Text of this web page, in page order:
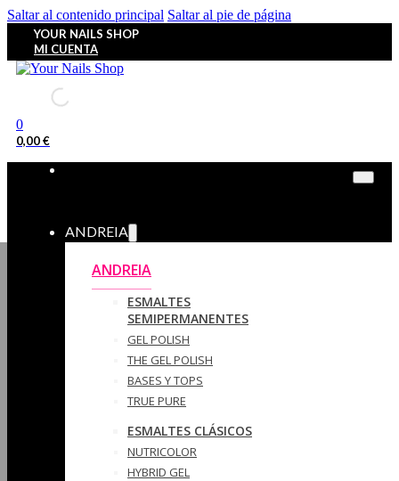
Saltar al contenido principal Saltar al pie de página
YOUR NAILS SHOP
MI CUENTA
0
0,00€
ANDREIA
ANDREIA
ESMALTES
SEMIPERMANENTES
GEL POLISH
THE GEL POLISH
BASES Y‎ TOPS
TRUE PURE
ESMALTES CLÁSICOS
NUTRICOLOR
HYBRID GEL